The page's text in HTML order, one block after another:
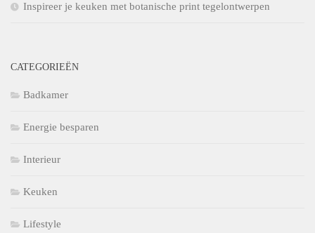
Inspireer je keuken met botanische print tegelontwerpen
CATEGORIEËN
Badkamer
Energie besparen
Interieur
Keuken
Lifestyle